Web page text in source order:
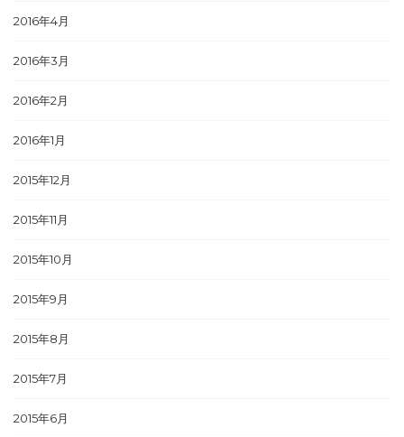
2016年4月
2016年3月
2016年2月
2016年1月
2015年12月
2015年11月
2015年10月
2015年9月
2015年8月
2015年7月
2015年6月